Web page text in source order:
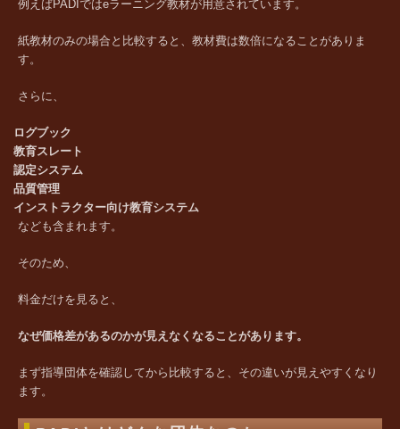
例えばPADIではeラーニング教材が用意されています。
紙教材のみの場合と比較すると、教材費は数倍になることがありま
す。
さらに、
ログブック
教育スレート
認定システム
品質管理
インストラクター向け教育システム
なども含まれます。
そのため、
料金だけを見ると、
なぜ価格差があるのかが見えなくなることがあります。
まず指導団体を確認してから比較すると、その違いが見えやすくなり
ます。